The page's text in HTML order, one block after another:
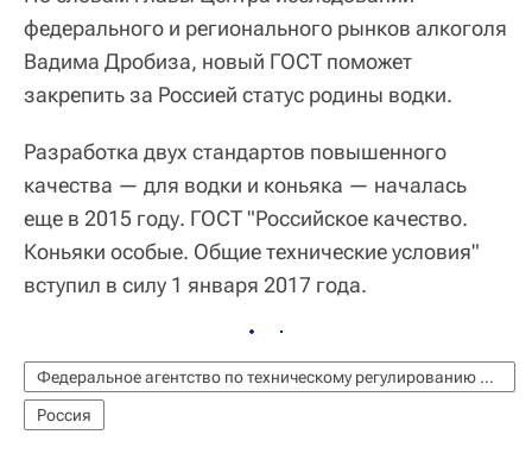
федерального и регионального рынков алкоголя
Вадима Дробиза, новый ГОСТ поможет
закрепить за Россией статус родины водки.
Разработка двух стандартов повышенного
качества — для водки и коньяка — началась
еще в 2015 году. ГОСТ "Российское качество.
Коньяки особые. Общие технические условия"
вступил в силу 1 января 2017 года.
Федеральное агентство по техническому регулированию и метрологии (Росстандарт)
Россия